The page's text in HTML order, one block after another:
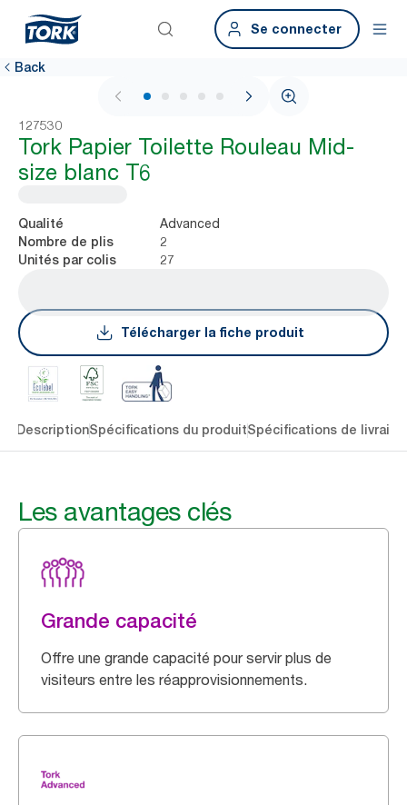
Se connecter
Back
1 / 5
127530
Tork Papier Toilette Rouleau Mid-
size blanc T6
Qualité Advanced
Nombre de plis 2
Unités par colis 27
Télécharger la fiche produit
DescriptionSpécifications du produitSpécifications de
Les avantages clés
Grande capacité
Offre une grande capacité pour servir plus de
visiteurs entre les réapprovisionnements.